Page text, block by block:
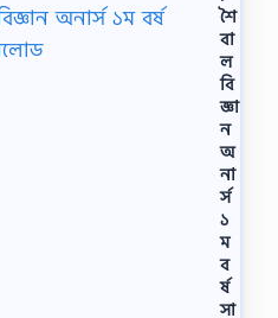
শৈ
বা
ল
বি
জ্ঞা
ন
অ
না
র্স
১
ম
ব
র্ষ
সা